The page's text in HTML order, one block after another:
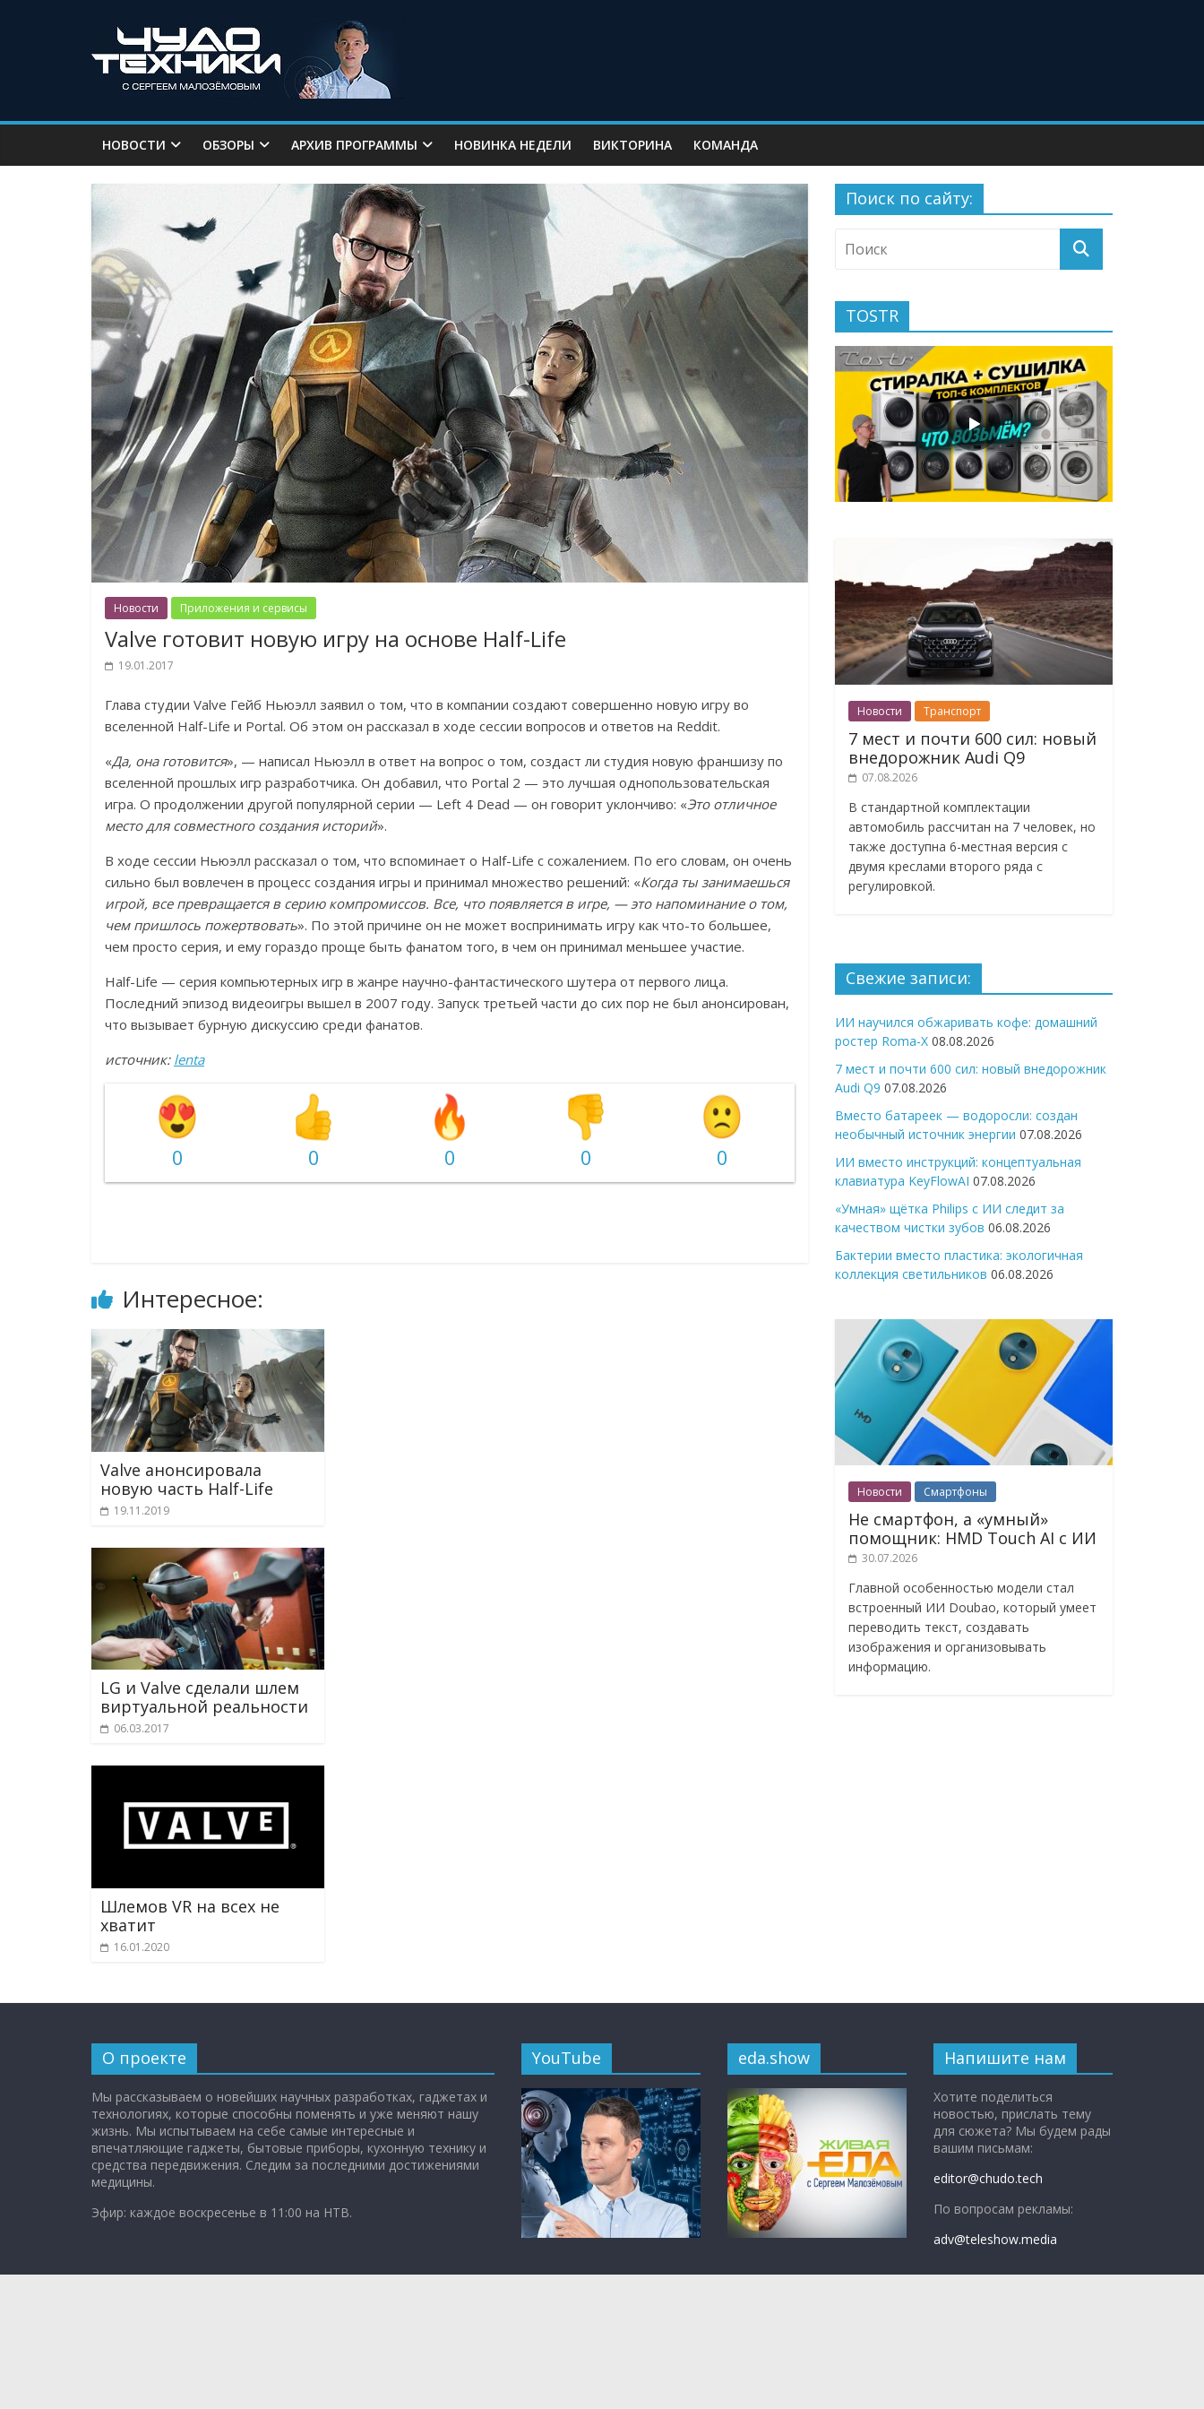
НОВОСТИ ОБЗОРЫ АРХИВ ПРОГРАММЫ НОВИНКА НЕДЕЛИ ВИКТОРИНА КОМАНДА
Новости Приложения и сервисы
Valve готовит новую игру на основе Half-Life
19.01.2017
Глава студии Valve Гейб Ньюэлл заявил о том, что в компании создают совершенно новую игру во
вселенной Half-Life и Portal. Об этом он рассказал в ходе сессии вопросов и ответов на Reddit.
«Да, она готовится», — написал Ньюэлл в ответ на вопрос о том, создаст ли студия новую франшизу по
вселенной прошлых игр разработчика. Он добавил, что Portal 2 — это лучшая однопользовательская
игра. О продолжении другой популярной серии — Left 4 Dead — он говорит уклончиво: «Это отличное
место для совместного создания историй».
В ходе сессии Ньюэлл рассказал о том, что вспоминает о Half-Life с сожалением. По его словам, он очень
сильно был вовлечен в процесс создания игры и принимал множество решений: «Когда ты занимаешься
игрой, все превращается в серию компромиссов. Все, что появляется в игре, — это напоминание о том,
чем пришлось пожертвовать». По этой причине он не может воспринимать игру как что-то большее,
чем просто серия, и ему гораздо проще быть фанатом того, в чем он принимал меньшее участие.
Half-Life — серия компьютерных игр в жанре научно-фантастического шутера от первого лица.
Последний эпизод видеоигры вышел в 2007 году. Запуск третьей части до сих пор не был анонсирован,
что вызывает бурную дискуссию среди фанатов.
источник: lenta
0 0 0 0 0
Интересное:
Valve анонсировала
новую часть Half-Life
19.11.2019
LG и Valve сделали шлем
виртуальной реальности
06.03.2017
Шлемов VR на всех не
хватит
16.01.2020
Поиск по сайту:
TOSTR
Новости Транспорт
7 мест и почти 600 сил: новый
внедорожник Audi Q9
07.08.2026
В стандартной комплектации
автомобиль рассчитан на 7 человек, но
также доступна 6-местная версия с
двумя креслами второго ряда с
регулировкой.
Свежие записи:
ИИ научился обжаривать кофе: домашний
ростер Roma-X 08.08.2026
7 мест и почти 600 сил: новый внедорожник
Audi Q9 07.08.2026
Вместо батареек — водоросли: создан
необычный источник энергии 07.08.2026
ИИ вместо инструкций: концептуальная
клавиатура KeyFlowAI 07.08.2026
«Умная» щётка Philips с ИИ следит за
качеством чистки зубов 06.08.2026
Бактерии вместо пластика: экологичная
коллекция светильников 06.08.2026
Новости Смартфоны
Не смартфон, а «умный»
помощник: HMD Touch AI с ИИ
30.07.2026
Главной особенностью модели стал
встроенный ИИ Doubao, который умеет
переводить текст, создавать
изображения и организовывать
информацию.
О проекте
Мы рассказываем о новейших научных разработках, гаджетах и
технологиях, которые способны поменять и уже меняют нашу
жизнь. Мы испытываем на себе самые интересные и
впечатляющие гаджеты, бытовые приборы, кухонную технику и
средства передвижения. Следим за последними достижениями
медицины.
Эфир: каждое воскресенье в 11:00 на НТВ.
YouTube eda.show Напишите нам
Хотите поделиться
новостью, прислать тему
для сюжета? Мы будем рады
вашим письмам:
editor@chudo.tech
По вопросам рекламы:
adv@teleshow.media